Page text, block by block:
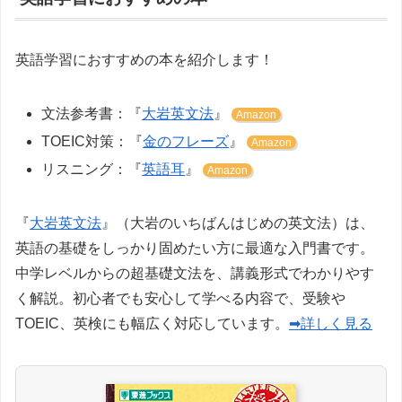
英語学習におすすめの本を紹介します！
文法参考書：『大岩英文法 』 Amazon
TOEIC対策：『金のフレーズ 』 Amazon
リスニング：『英語耳 』 Amazon
『大岩英文法 』（大岩のいちばんはじめの英文法）は、
英語の基礎をしっかり固めたい方に最適な入門書です。
中学レベルからの超基礎文法を、講義形式でわかりやす
く解説。初心者でも安心して学べる内容で、受験や
TOEIC、英検にも幅広く対応しています。 ➡詳しく見る